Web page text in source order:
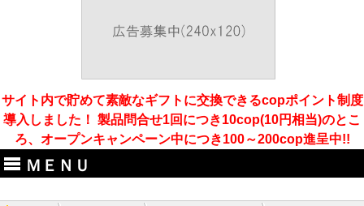
サイト内で貯めて素敵なギフトに交換できるcopポイント制度
導入しました！ 製品問合せ1回につき10cop(10円相当)のとこ
ろ、オープンキャンペーン中につき100～200cop進呈中!!
ＭＥＮＵ